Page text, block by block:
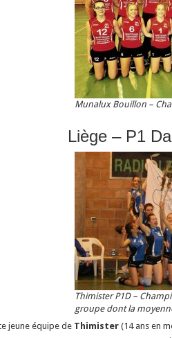
Munalux Bouillon –
Liège – P1
Thimister P1D –
groupe dont la
jeune équipe de Thimister (14 ans en